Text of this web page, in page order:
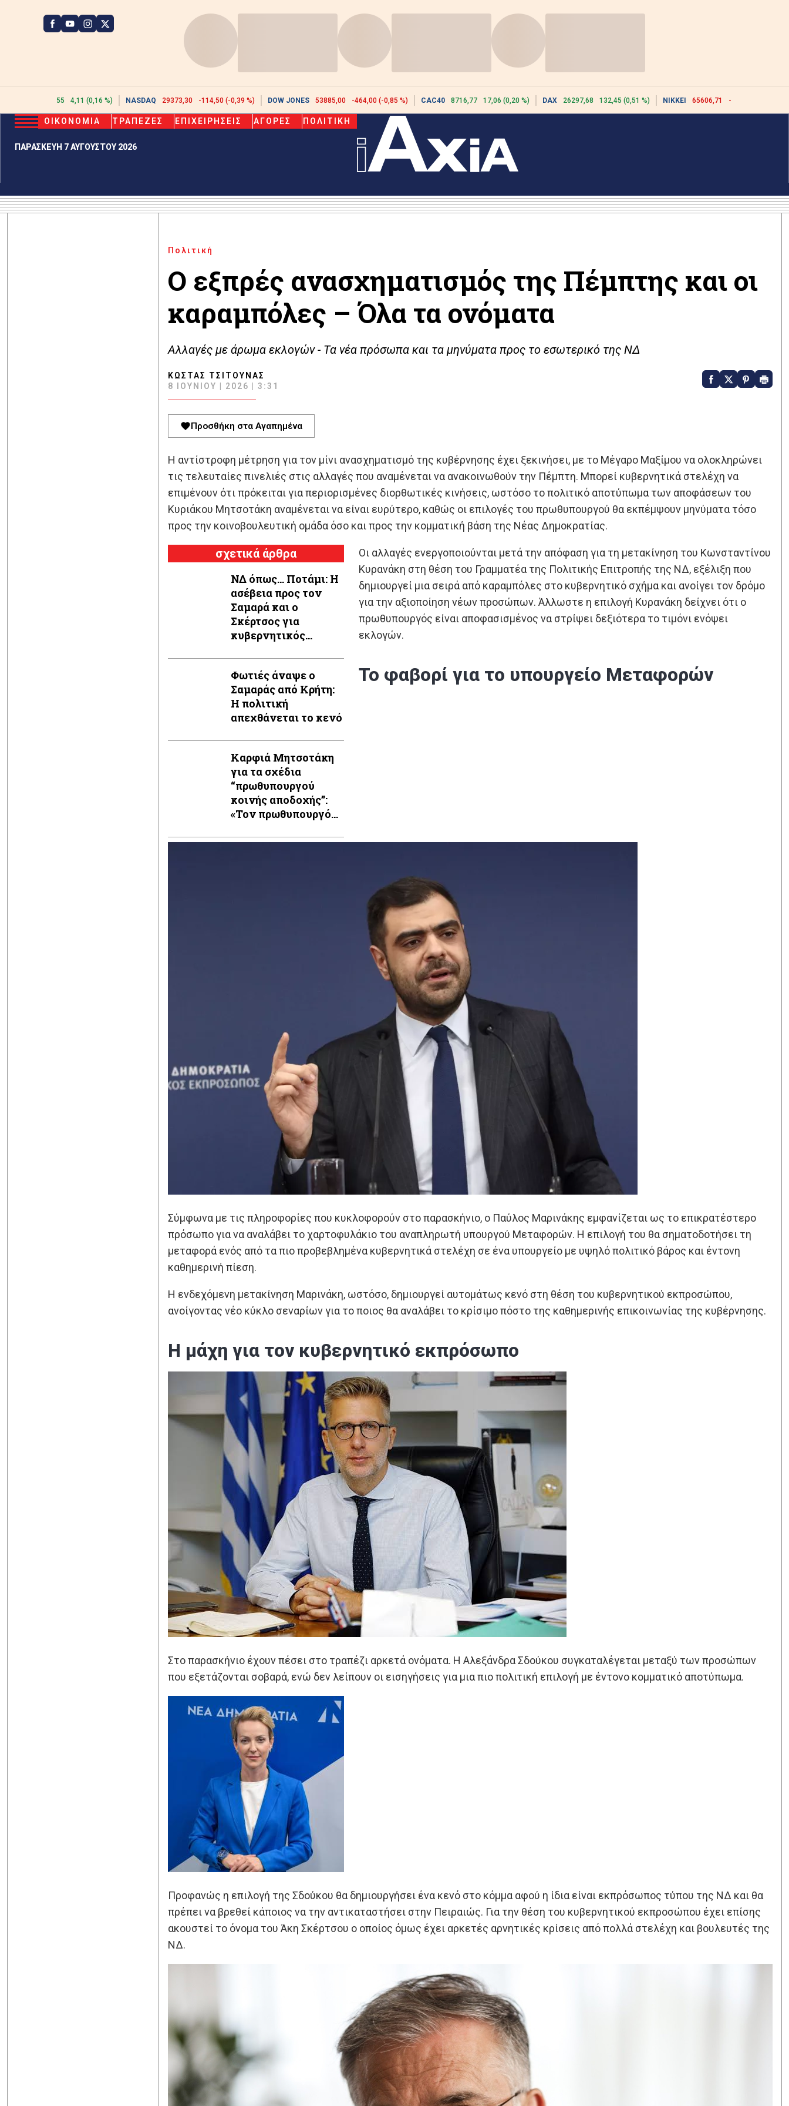
2612,55 4,11 (0,16 %) NASDAQ 29373,30 -114,50 (-0,39 %) DOW JONES 53885,00 -464,00 (-0,85 %) CAC40 8716,77 17,06 (0,20 %) DAX 26297,68 132,45 (0,51 %) NIKKEI 65606,71 -76,55 (-0,12 %)
ΠΑΡΑΣΚΕΥΗ 7 ΑΥΓΟΥΣΤΟΥ 2026
ΟΙΚΟΝΟΜΙΑ ΤΡΑΠΕΖΕΣ ΕΠΙΧΕΙΡΗΣΕΙΣ ΑΓΟΡΕΣ ΠΟΛΙΤΙΚΗ
Πολιτική
Ο εξπρές ανασχηματισμός της Πέμπτης και οι
καραμπόλες – Όλα τα ονόματα
Αλλαγές με άρωμα εκλογών - Τα νέα πρόσωπα και τα μηνύματα προς το εσωτερικό της ΝΔ
ΚΏΣΤΑΣ ΤΣΙΤΟΎΝΑΣ
8 ΙΟΥΝΊΟΥ | 2026 | 3:31
Προσθήκη στα Αγαπημένα
Η αντίστροφη μέτρηση για τον μίνι ανασχηματισμό της κυβέρνησης έχει ξεκινήσει, με το Μέγαρο Μαξίμου να ολοκληρώνει
τις τελευταίες πινελιές στις αλλαγές που αναμένεται να ανακοινωθούν την Πέμπτη. Μπορεί κυβερνητικά στελέχη να
επιμένουν ότι πρόκειται για περιορισμένες διορθωτικές κινήσεις, ωστόσο το πολιτικό αποτύπωμα των αποφάσεων του
Κυριάκου Μητσοτάκη αναμένεται να είναι ευρύτερο, καθώς οι επιλογές του πρωθυπουργού θα εκπέμψουν μηνύματα τόσο
προς την κοινοβουλευτική ομάδα όσο και προς την κομματική βάση της Νέας Δημοκρατίας.
σχετικά άρθρα
ΝΔ όπως… Ποτάμι: Η
ασέβεια προς τον
Σαμαρά και ο
Σκέρτσος για
κυβερνητικός
Φωτιές άναψε ο
Σαμαράς από Κρήτη:
Η πολιτική
απεχθάνεται το κενό
Καρφιά Μητσοτάκη
για τα σχέδια
“πρωθυπουργού
κοινής αποδοχής”:
«Τον πρωθυπουργό
όχι τα παρασκήνια»
Οι αλλαγές ενεργοποιούνται μετά την απόφαση για τη μετακίνηση του Κωνσταντίνου
Κυρανάκη στη θέση του Γραμματέα της Πολιτικής Επιτροπής της ΝΔ, εξέλιξη που
δημιουργεί μια σειρά από καραμπόλες στο κυβερνητικό σχήμα και ανοίγει τον δρόμο
για την αξιοποίηση νέων προσώπων. Άλλωστε η επιλογή Κυρανάκη δείχνει ότι ο
πρωθυπουργός είναι αποφασισμένος να στρίψει δεξιότερα το τιμόνι ενόψει
εκλογών.
Το φαβορί για το υπουργείο Μεταφορών
Σύμφωνα με τις πληροφορίες που κυκλοφορούν στο παρασκήνιο, ο Παύλος Μαρινάκης εμφανίζεται ως το επικρατέστερο
πρόσωπο για να αναλάβει το χαρτοφυλάκιο του αναπληρωτή υπουργού Μεταφορών. Η επιλογή του θα σηματοδοτήσει τη
μεταφορά ενός από τα πιο προβεβλημένα κυβερνητικά στελέχη σε ένα υπουργείο με υψηλό πολιτικό βάρος και έντονη
καθημερινή πίεση.
Η ενδεχόμενη μετακίνηση Μαρινάκη, ωστόσο, δημιουργεί αυτομάτως κενό στη θέση του κυβερνητικού εκπροσώπου,
ανοίγοντας νέο κύκλο σεναρίων για το ποιος θα αναλάβει το κρίσιμο πόστο της καθημερινής επικοινωνίας της κυβέρνησης.
Η μάχη για τον κυβερνητικό εκπρόσωπο
Στο παρασκήνιο έχουν πέσει στο τραπέζι αρκετά ονόματα. Η Αλεξάνδρα Σδούκου συγκαταλέγεται μεταξύ των προσώπων
που εξετάζονται σοβαρά, ενώ δεν λείπουν οι εισηγήσεις για μια πιο πολιτική επιλογή με έντονο κομματικό αποτύπωμα.
Προφανώς η επιλογή της Σδούκου θα δημιουργήσει ένα κενό στο κόμμα αφού η ίδια είναι εκπρόσωπος τύπου της ΝΔ και θα
πρέπει να βρεθεί κάποιος να την αντικαταστήσει στην Πειραιώς. Για την θέση του κυβερνητικού εκπροσώπου έχει επίσης
ακουστεί το όνομα του Άκη Σκέρτσου ο οποίος όμως έχει αρκετές αρνητικές κρίσεις από πολλά στελέχη και βουλευτές της
ΝΔ.